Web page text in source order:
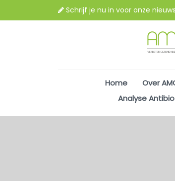
Schrijf je nu in voor onze
Home Over
Analyse